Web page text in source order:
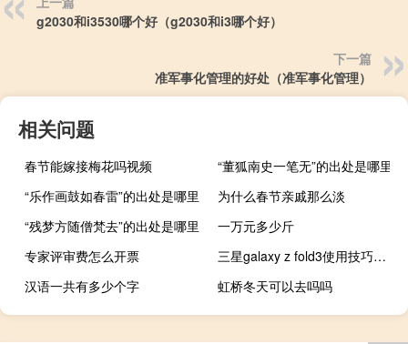
g2030和i3530哪个好（g2030和i3哪个好）
下一篇
准军事化管理的好处（准军事化管理）
相关问题
春节能嫁接梅花吗视频
“董狐南史一笔无”的出处是哪里
“乐作画鼓如春雷”的出处是哪里
为什么春节亲戚那么淡
“残梦方随僧梵去”的出处是哪里
一万元多少斤
专家评审费怎么开票
三星galaxy z fold3使用技巧（知名分析师预计Galaxy S20销量不佳）
汉语一共有多少个字
虹桥冬天可以去吗吗